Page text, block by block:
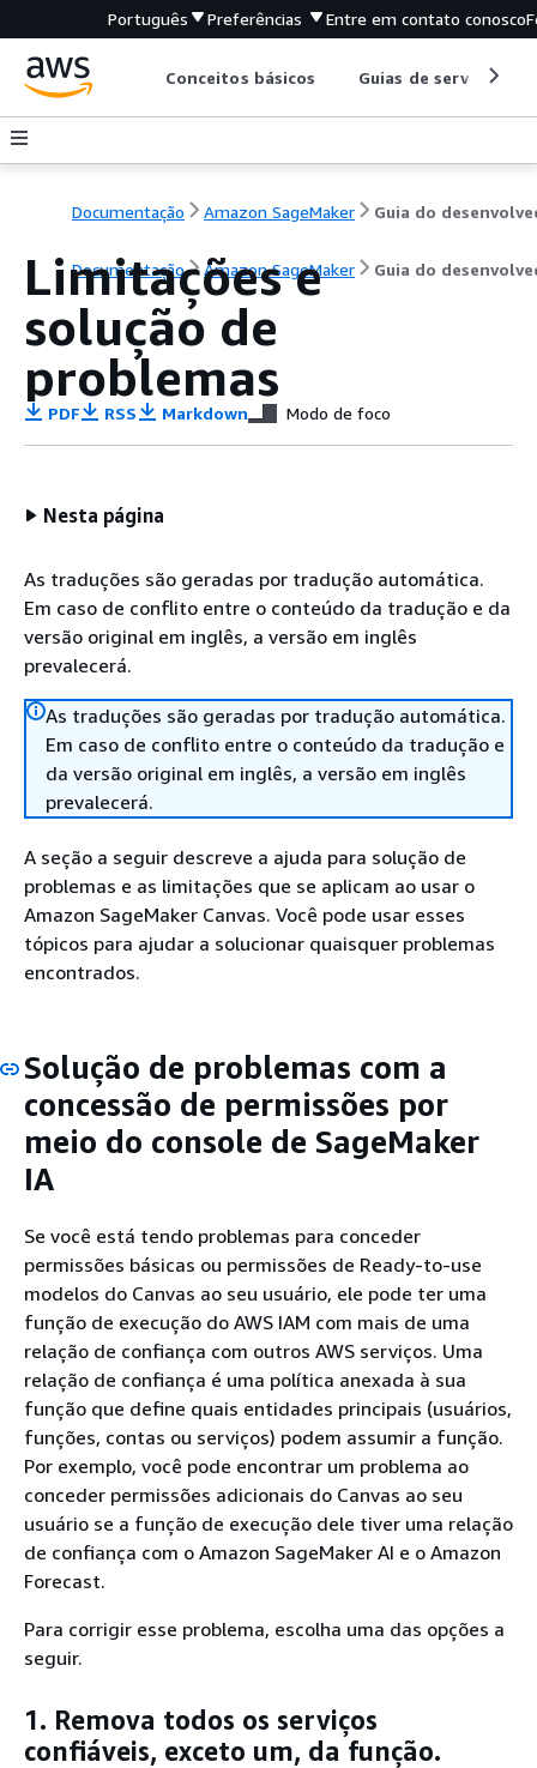
Português Preferências Entre em contato conosco
Conceitos básicos Guias de serviço
Documentação Amazon SageMaker
Documentação Amazon SageMaker Guia do
Limitações e
solução de
problemas
PDF RSS Markdown Modo de foco
Nesta página
As traduções são geradas por tradução automática.
Em caso de conflito entre o conteúdo da tradução e da
versão original em inglês, a versão em inglês
prevalecerá.
As traduções são geradas por tradução automática.
Em caso de conflito entre o conteúdo da tradução e
da versão original em inglês, a versão em inglês
prevalecerá.
A seção a seguir descreve a ajuda para solução de
problemas e as limitações que se aplicam ao usar o
Amazon SageMaker Canvas. Você pode usar esses
tópicos para ajudar a solucionar quaisquer problemas
encontrados.
Solução de problemas com a
concessão de permissões por
meio do console de SageMaker
IA
Se você está tendo problemas para conceder
permissões básicas ou permissões de Ready-to-use
modelos do Canvas ao seu usuário, ele pode ter uma
função de execução do AWS IAM com mais de uma
relação de confiança com outros AWS serviços. Uma
relação de confiança é uma política anexada à sua
função que define quais entidades principais (usuários,
funções, contas ou serviços) podem assumir a função.
Por exemplo, você pode encontrar um problema ao
conceder permissões adicionais do Canvas ao seu
usuário se a função de execução dele tiver uma relação
de confiança com o Amazon SageMaker AI e o Amazon
Forecast.
Para corrigir esse problema, escolha uma das opções a
seguir.
1. Remova todos os serviços
confiáveis, exceto um, da função.